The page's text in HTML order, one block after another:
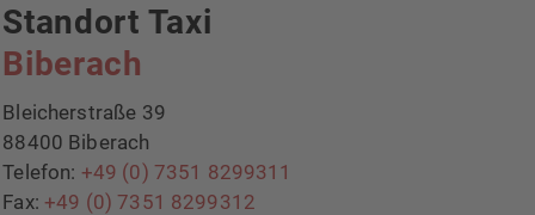
Standort Taxi
Biberach
Bleicherstraße 39
88400 Biberach
Telefon: +49 (0) 7351 8299311
Fax: +49 (0) 7351 8299312